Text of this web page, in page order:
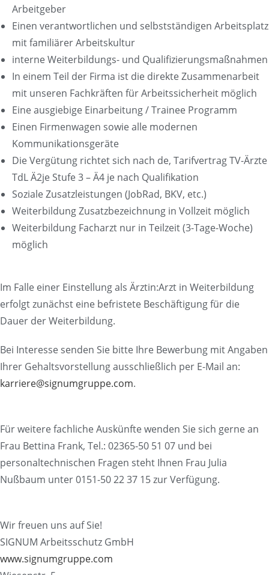
Arbeitgeber
Einen verantwortlichen und selbstständigen Arbeitsplatz
mit familiärer Arbeitskultur
interne Weiterbildungs- und Qualifizierungsmaßnahmen
In einem Teil der Firma ist die direkte Zusammenarbeit
mit unseren Fachkräften für Arbeitssicherheit möglich
Eine ausgiebige Einarbeitung / Trainee Programm
Einen Firmenwagen sowie alle modernen
Kommunikationsgeräte
Die Vergütung richtet sich nach de, Tarifvertrag TV-Ärzte
TdL Ä2je Stufe 3 – Ä4 je nach Qualifikation
Soziale Zusatzleistungen (JobRad, BKV, etc.)
Weiterbildung Zusatzbezeichnung in Vollzeit möglich
Weiterbildung Facharzt nur in Teilzeit (3-Tage-Woche)
möglich
Im Falle einer Einstellung als Ärztin:Arzt in Weiterbildung
erfolgt zunächst eine befristete Beschäftigung für die
Dauer der Weiterbildung.
Bei Interesse senden Sie bitte Ihre Bewerbung mit Angaben
Ihrer Gehaltsvorstellung ausschließlich per E-Mail an:
karriere@signumgruppe.com.
Für weitere fachliche Auskünfte wenden Sie sich gerne an
Frau Bettina Frank, Tel.: 02365-50 51 07 und bei
personaltechnischen Fragen steht Ihnen Frau Julia
Nußbaum unter 0151-50 22 37 15 zur Verfügung.
Wir freuen uns auf Sie!
SIGNUM Arbeitsschutz GmbH
www.signumgruppe.com